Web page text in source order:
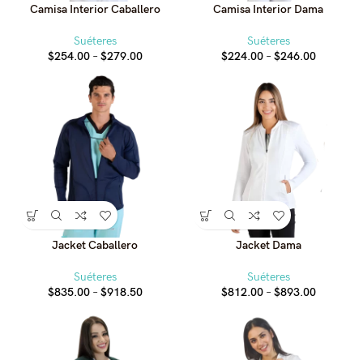
Camisa Interior Caballero
Suéteres
$254.00 – $279.00Price
Camisa Interior Dama
Suéteres
$224.00 – $246.00Price
Jacket Caballero
Suéteres
$835.00 – $918.50Price
Jacket Dama
Suéteres
$812.00 – $893.00Price